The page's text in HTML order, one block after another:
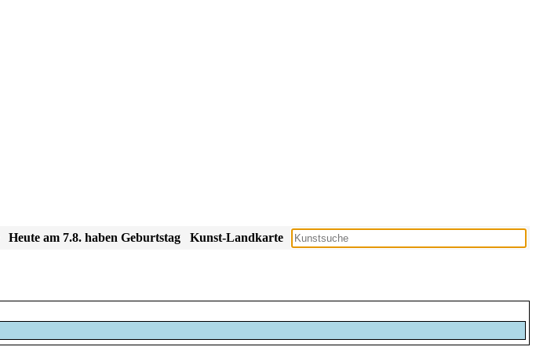
Kunst-Landkarte
Heute am 7.8. haben Geburtstag